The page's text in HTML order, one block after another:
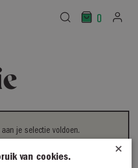
0
je selectie voldoen.
×
van cookies.